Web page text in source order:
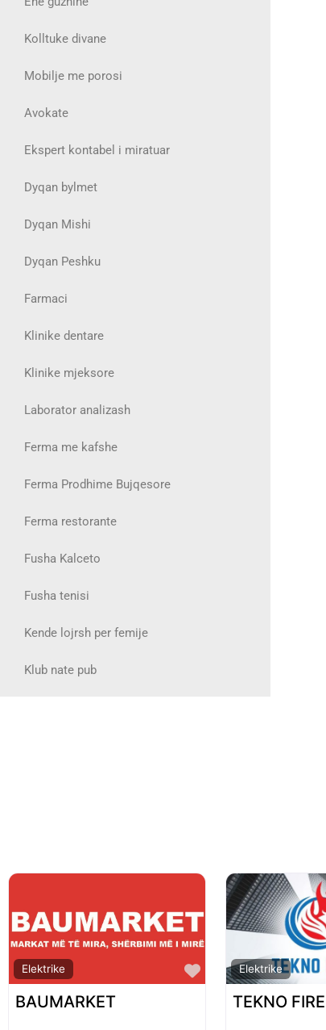
Kolltuke divane
Mobilje me porosi
Avokate
Ekspert kontabel i miratuar
Dyqan bylmet
Dyqan Mishi
Dyqan Peshku
Farmaci
Klinike dentare
Klinike mjeksore
Laborator analizash
Ferma me kafshe
Ferma Prodhime Bujqesore
Ferma restorante
Fusha Kalceto
Fusha tenisi
Kende lojrsh per femije
Klub nate pub
Elektrike
Favorite
BAUMARKET
Elektrike
TEKNO FIRE